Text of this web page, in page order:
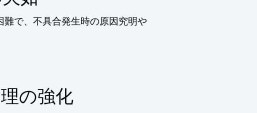
で、不具合発生時の原因究明や
の強化